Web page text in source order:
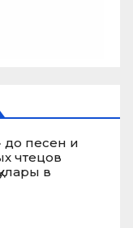
до песен и
чтецов
в